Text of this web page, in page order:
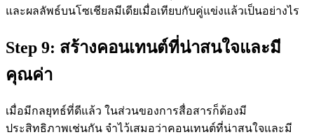
และผลลัพธ์บนโซเชียลมีเดียเมื่อเทียบกับคู่แข่งแล้วเป็นอย่างไร
Step 9: สร้างคอนเทนต์ที่น่าสนใจและมี
คุณค่า
เมื่อมีกลยุทธ์ที่ดีแล้ว ในส่วนของการสื่อสารก็ต้องมี
ประสิทธิภาพเช่นกัน จำไว้เสมอว่าคอนเทนต์ที่น่าสนใจและมี